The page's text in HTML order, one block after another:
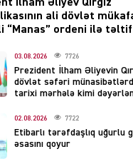
Ekranlardan uzaq qalan
məşhur aktrisanın yeni
çıxdı
04.08.2026
Hüseyn Həsənov
həbs qərarı verildi –
Milyonluq əmlakı
İlham Əliyev Qırğız
ali dövlət
“Manas” ordeni ilə
03.08.2026 7726
Prezident İlham Əliyevin
dövlət səfəri
tarixi mərhələ kimi
02.08.2026 7722
Etibarlı tərəfdaşlıq uğurlu
əsasını qoyur